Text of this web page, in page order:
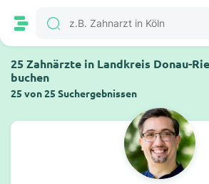
25 Zahnärzte in Landkreis Donau-
buchen
25 von 25 Suchergebnissen